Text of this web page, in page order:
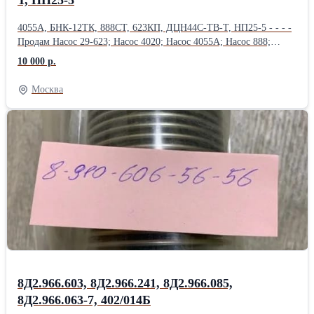
4055А, БНК-12ТК, 888СТ, 623КП, ДЦН44С-ТВ-Т, НП25-5 - - - -
Продам Насос 29-623; Насос 4020; Насос 4055А; Насос 888;
Насос 888А; Насос 888СТ; Насос 890; Насос 890С; Насос 892АМ;
Продам Насос 918 (МТ-800 ); Насос 918А ( МТ-800 );
Насос 918Б ( МТ-800 ); Насос БНК-10ТК; Насос БНК-12ТК;
Насос 4062 ( МТ-800 ); Насос 435ФТ; Продам
Насос 463Б (МВ-280Б); Насос 465А; Насос 465Д (МП-6000-2с);
Насос 465К; Насос 465К ( Д-4500К); Насос 465МТВ; Продам
Насос 465МТВ (Д-1500ТВ); Насос 465П; Насос 623;
Насос 623АНМ; Насос 623Б; Насос 623К; Насос 623КП;
Насос 623Т1; Продам Насос 623Я; Насос 702М.500; Насос 876А;
Насос ДЦН-44С ТВ-Т; Насос ДЦН44С-ТВ-Т; Насос НД144-
22; НД-8С; Насос НП25-5; Продам Насос НП25-5Л; Насос НП25-
10 000 р.
Москва
8Д2.966.603, 8Д2.966.241, 8Д2.966.085,
8Д2.966.063-7, 402/014Б